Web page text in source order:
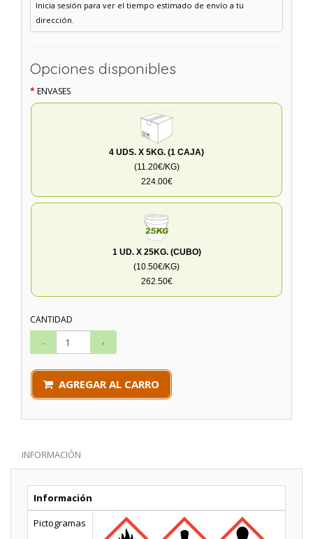
Inicia sesión para ver el tiempo estimado de envío a tu
dirección.
Opciones disponibles
ENVASES
4 UDS. X 5KG. (1 CAJA)
(11.20€/KG)
224.00€
1 UD. X 25KG. (CUBO)
(10.50€/KG)
262.50€
CANTIDAD
AGREGAR AL CARRO
INFORMACIÓN
Información
Pictogramas